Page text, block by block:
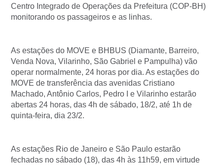
Centro Integrado de Operações da Prefeitura (COP-BH)
monitorando os passageiros e as linhas.
As estações do MOVE e BHBUS (Diamante, Barreiro,
Venda Nova, Vilarinho, São Gabriel e Pampulha) vão
operar normalmente, 24 horas por dia. As estações do
MOVE de transferência das avenidas Cristiano
Machado, Antônio Carlos, Pedro I e Vilarinho estarão
abertas 24 horas, das 4h de sábado, 18/2, até 1h de
quinta-feira, dia 23/2.
As estações Rio de Janeiro e São Paulo estarão
fechadas no sábado (18), das 4h às 11h59, em virtude